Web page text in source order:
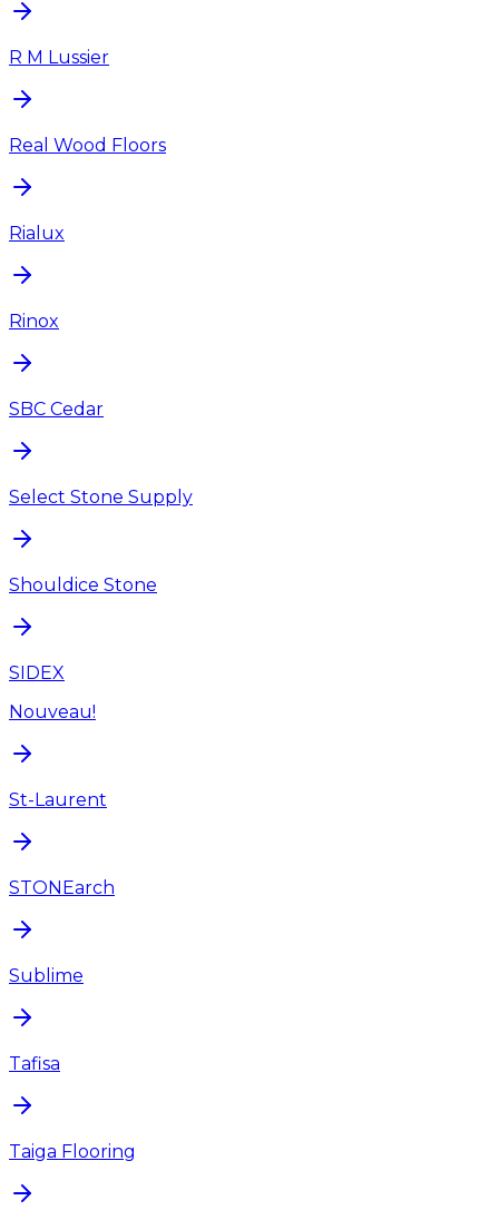
R M Lussier
Real Wood Floors
Rialux
Rinox
SBC Cedar
Select Stone Supply
Shouldice Stone
SIDEX
Nouveau!
St-Laurent
STONEarch
Sublime
Tafisa
Taiga Flooring